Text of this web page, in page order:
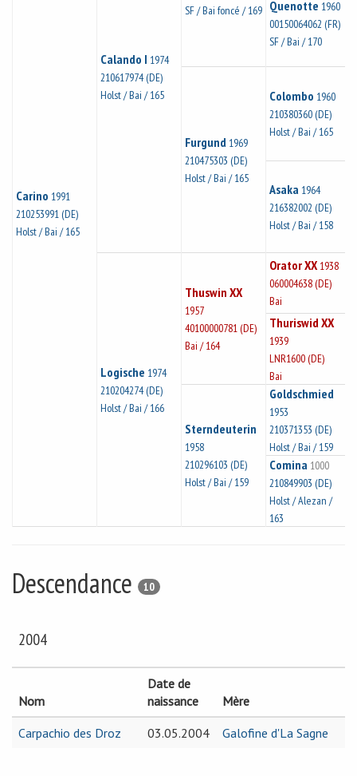
Carino 1991
210253991 (DE)
Holst / Bai / 165
Calando I 1974
210617974 (DE)
Holst / Bai / 165
SF / Bai foncé / 169 Quenotte 1960
00150064062 (FR)
SF / Bai / 170
Furgund 1969
210475303 (DE)
Holst / Bai / 165
Colombo 1960
210380360 (DE)
Holst / Bai / 165
Asaka 1964
216382002 (DE)
Holst / Bai / 158
Logische 1974
210204274 (DE)
Holst / Bai / 166
Thuswin XX
1957
40100000781 (DE)
Bai / 164
Orator XX 1938
060004638 (DE)
Bai
Thuriswid XX
1939
LNR1600 (DE)
Bai
Sterndeuterin
1958
210296103 (DE)
Holst / Bai / 159
Goldschmied
1953
210371353 (DE)
Holst / Bai / 159
Comina 1000
210849903 (DE)
Holst / Alezan /
163
Descendance 10
2004
Nom
Date de
naissance
Mère
Carpachio des Droz
03.05.2004 Galofine d'La Sagne